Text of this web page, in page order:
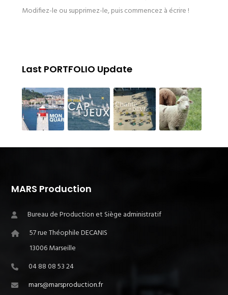
Modifiez-le ou supprimez-le, puis commencez à écrire !
Last PORTFOLIO Update
MARS Production
Bureau de Production et Siège administratif
57 rue Théophile DECANIS
13006 Marseille
04 88 08 53 24
mars@marsproduction.fr